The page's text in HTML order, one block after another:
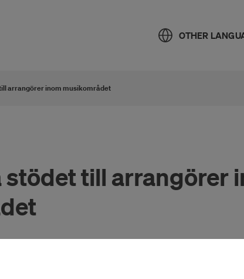
OTHER
arrangörer inom musikområdet
stödet till arrangörer